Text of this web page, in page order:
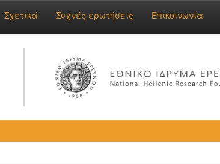
Σχετικά Συχνές ερωτήσεις Επικοινωνία